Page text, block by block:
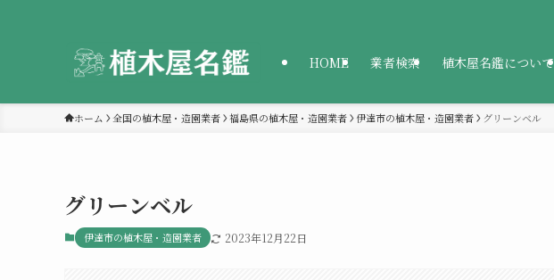
HOME 業者検索 植木屋名鑑について
ホーム 全国の植木屋・造園業者 福島県の植木屋・造園業者 伊達市の植木屋・造園業者 グリーンベル
グリーンベル
伊達市の植木屋・造園業者 2023年12月22日